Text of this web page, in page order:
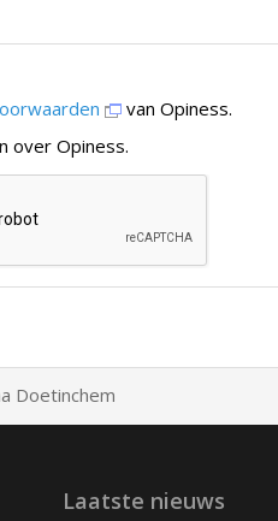
van Opiness.
over Opiness.
Doetinchem
Laatste nieuws